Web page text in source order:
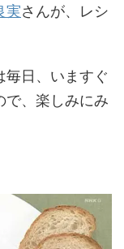
実さんが、レシ
毎日、いますぐ
で、楽しみにみ